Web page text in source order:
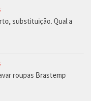
substituição. Qual a
roupas Brastemp